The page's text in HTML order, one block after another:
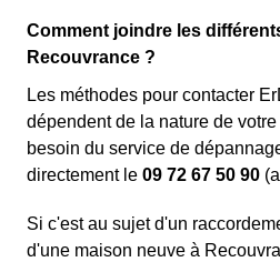
Comment joindre les
Recouvrance ?
Les méthodes pour contacter
dépendent de la nature de
besoin du service de
directement le 09 72 67 50 90
Si c'est au sujet d'un
d'une maison neuve à